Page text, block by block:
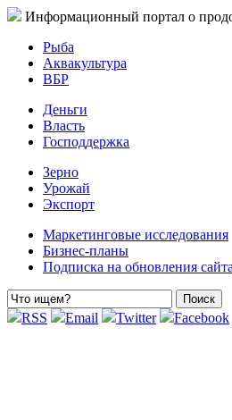
Информационный портал о
Рыба
Аквакультура
ВБР
Деньги
Власть
Господдержка
Зерно
Урожай
Экспорт
Маркетинговые исследования
Бизнес-планы
Подписка на обновления сайта
RSS Email Twitter Facebook